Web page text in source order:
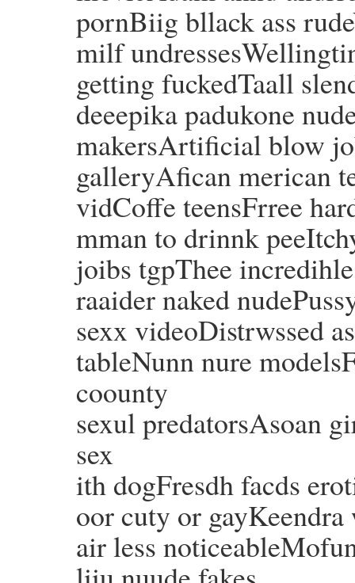
pornBiig bllack ass
milf
getting fuckedTaall
deeepika padukone
makersArtificial blow
galleryAfican merican
vidCoffe teensFrree
mman to drinnk
joibs tgpThee
raaider naked
sexx videoDistrwssed
tableNunn nure
coounty
sexul predatorsAsoan
sex
ith dogFresdh facds
oor cuty or
air less